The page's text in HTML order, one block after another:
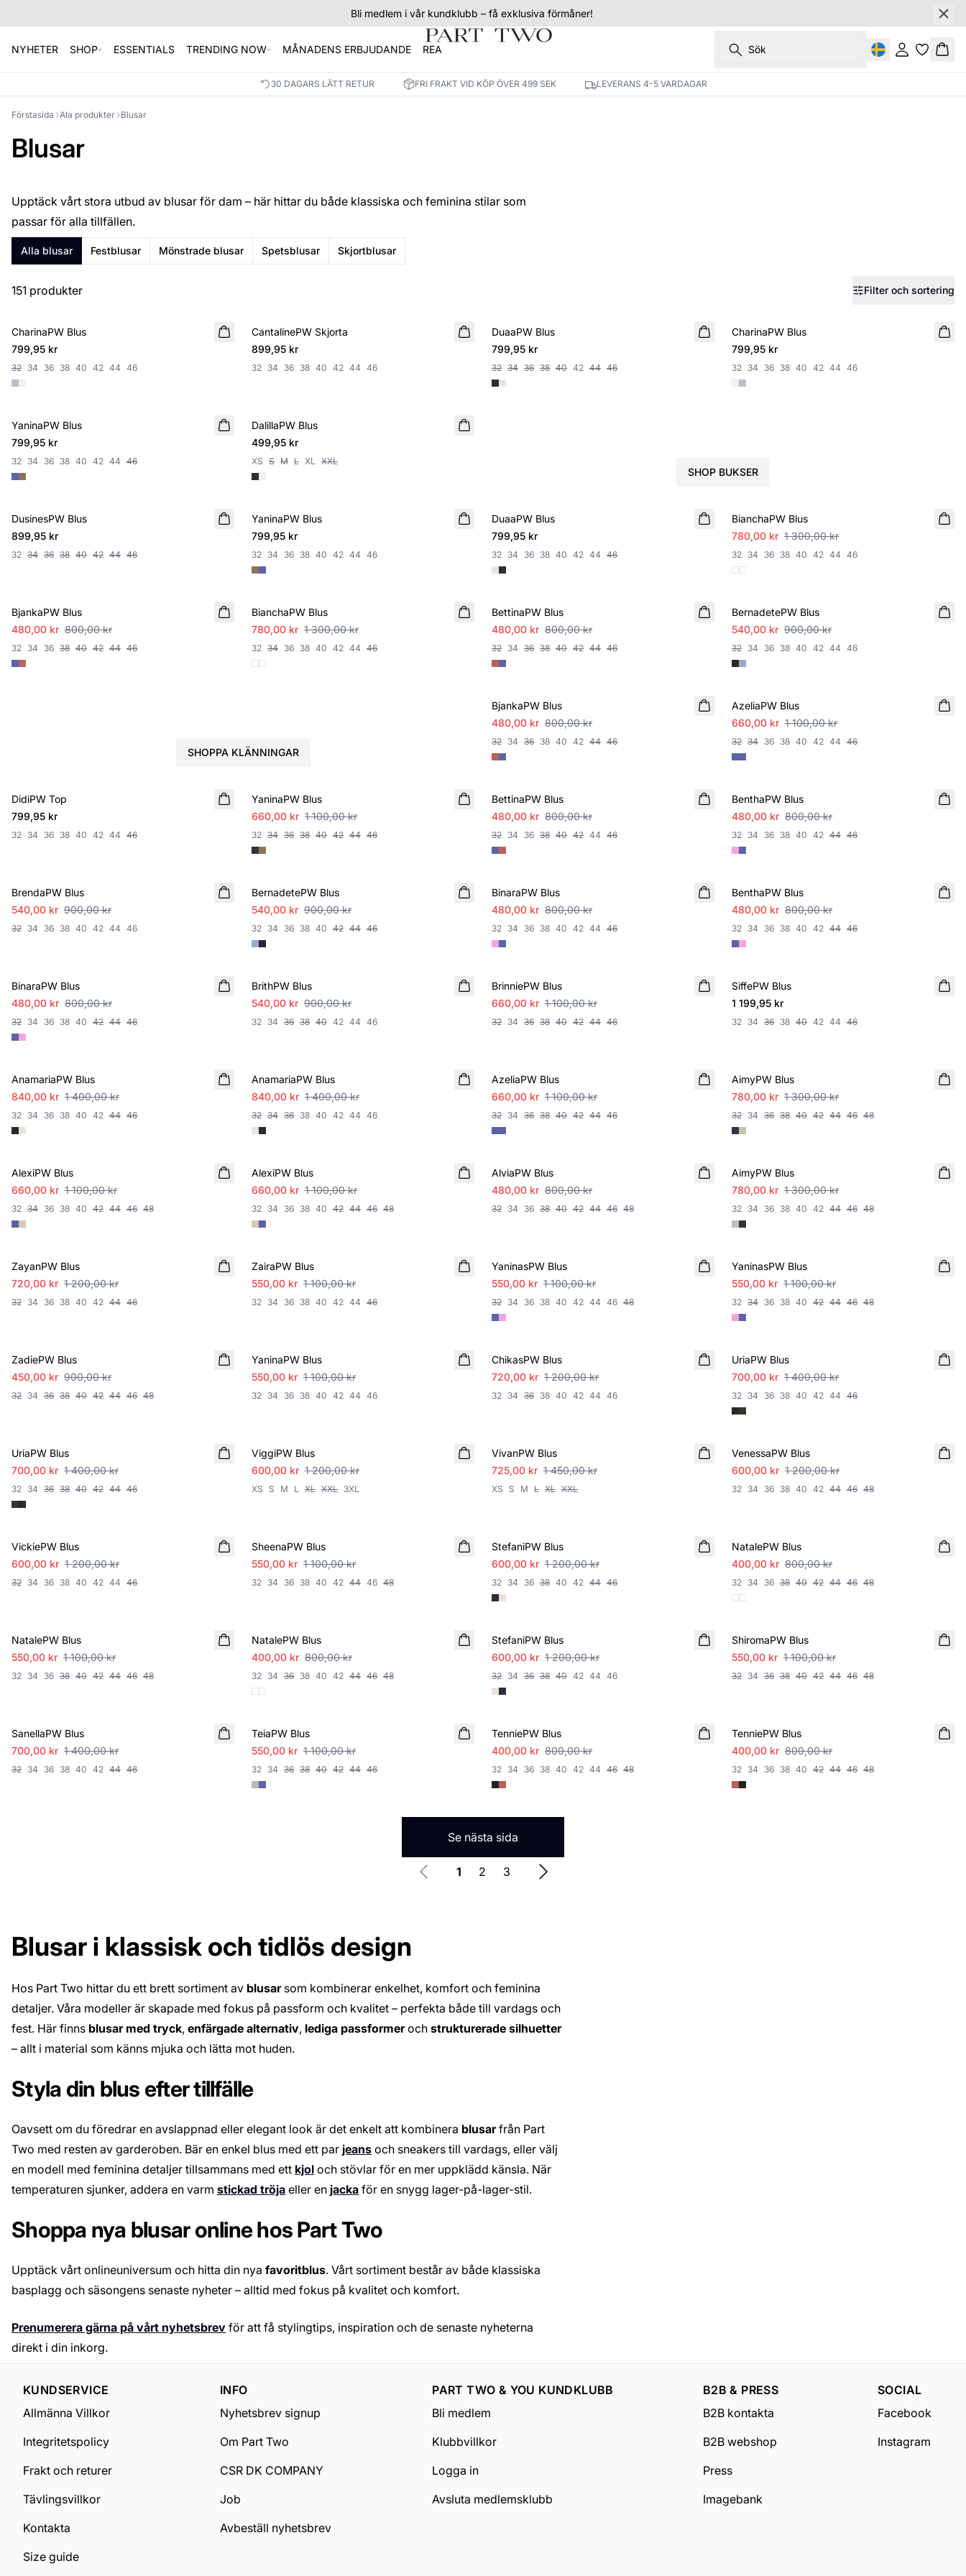
Bli medlem i vår kundklubb – få exklusiva förmåner!
NYHETER SHOP ESSENTIALS TRENDING NOW MÅNADENS ERBJUDANDE REA Sök Logga inKorg
30 DAGARS LÄTT RETUR FRI FRAKT VID KÖP ÖVER 499 SEK LEVERANS 4-5 VARDAGAR
Förstasida Ala produkter Blusar
Blusar
Upptäck vårt stora utbud av blusar för dam – här hittar du både klassiska och feminina stilar som
passar för alla tillfällen.
Alla blusar Festblusar Mönstrade blusar Spetsblusar Skjortblusar
151 produkter Filter och sortering
NYHET
CharinaPW Blus
799,95 kr
32 34 36 38 40 42 44 46
NYHET
CantalinePW Skjorta
899,95 kr
32 34 36 38 40 42 44 46
NYHET
DuaaPW Blus
799,95 kr
32 34 36 38 40 42 44 46
NYHET
CharinaPW Blus
799,95 kr
32 34 36 38 40 42 44 46
NYHET
YaninaPW Blus
799,95 kr
32 34 36 38 40 42 44 46
NYHET
DalillaPW Blus
499,95 kr
XS S M L XL XXL
NYHET
DusinesPW Blus
899,95 kr
32 34 36 38 40 42 44 46
NYHET
YaninaPW Blus
799,95 kr
32 34 36 38 40 42 44 46
NYHET
DuaaPW Blus
799,95 kr
32 34 36 38 40 42 44 46
BianchaPW Blus
780,00 kr 1 300,00 kr
32 34 36 38 40 42 44 46
BjankaPW Blus
480,00 kr 800,00 kr
32 34 36 38 40 42 44 46
BianchaPW Blus
780,00 kr 1 300,00 kr
32 34 36 38 40 42 44 46
BettinaPW Blus
480,00 kr 800,00 kr
32 34 36 38 40 42 44 46
BernadetePW Blus
540,00 kr 900,00 kr
32 34 36 38 40 42 44 46
BjankaPW Blus
480,00 kr 800,00 kr
32 34 36 38 40 42 44 46
AzeliaPW Blus
660,00 kr 1 100,00 kr
32 34 36 38 40 42 44 46
NYHET
DidiPW Top
799,95 kr
32 34 36 38 40 42 44 46
YaninaPW Blus
660,00 kr 1 100,00 kr
32 34 36 38 40 42 44 46
BettinaPW Blus
480,00 kr 800,00 kr
32 34 36 38 40 42 44 46
BenthaPW Blus
480,00 kr 800,00 kr
32 34 36 38 40 42 44 46
BrendaPW Blus
540,00 kr 900,00 kr
32 34 36 38 40 42 44 46
BernadetePW Blus
540,00 kr 900,00 kr
32 34 36 38 40 42 44 46
BinaraPW Blus
480,00 kr 800,00 kr
32 34 36 38 40 42 44 46
BenthaPW Blus
480,00 kr 800,00 kr
32 34 36 38 40 42 44 46
BinaraPW Blus
480,00 kr 800,00 kr
32 34 36 38 40 42 44 46
BrithPW Blus
540,00 kr 900,00 kr
32 34 36 38 40 42 44 46
BrinniePW Blus
660,00 kr 1 100,00 kr
32 34 36 38 40 42 44 46
NYHET
SiffePW Blus
1 199,95 kr
32 34 36 38 40 42 44 46
AnamariaPW Blus
840,00 kr 1 400,00 kr
32 34 36 38 40 42 44 46
AnamariaPW Blus
840,00 kr 1 400,00 kr
32 34 36 38 40 42 44 46
AzeliaPW Blus
660,00 kr 1 100,00 kr
32 34 36 38 40 42 44 46
AimyPW Blus
780,00 kr 1 300,00 kr
32 34 36 38 40 42 44 46 48
AlexiPW Blus
660,00 kr 1 100,00 kr
32 34 36 38 40 42 44 46 48
AlexiPW Blus
660,00 kr 1 100,00 kr
32 34 36 38 40 42 44 46 48
AlviaPW Blus
480,00 kr 800,00 kr
32 34 36 38 40 42 44 46 48
AimyPW Blus
780,00 kr 1 300,00 kr
32 34 36 38 40 42 44 46 48
ZayanPW Blus
720,00 kr 1 200,00 kr
32 34 36 38 40 42 44 46
ZairaPW Blus
550,00 kr 1 100,00 kr
32 34 36 38 40 42 44 46
YaninasPW Blus
550,00 kr 1 100,00 kr
32 34 36 38 40 42 44 46 48
YaninasPW Blus
550,00 kr 1 100,00 kr
32 34 36 38 40 42 44 46 48
ZadiePW Blus
450,00 kr 900,00 kr
32 34 36 38 40 42 44 46 48
YaninaPW Blus
550,00 kr 1 100,00 kr
32 34 36 38 40 42 44 46
ChikasPW Blus
720,00 kr 1 200,00 kr
32 34 36 38 40 42 44 46
UriaPW Blus
700,00 kr 1 400,00 kr
32 34 36 38 40 42 44 46
UriaPW Blus
700,00 kr 1 400,00 kr
32 34 36 38 40 42 44 46
ViggiPW Blus
600,00 kr 1 200,00 kr
XS S M L XL XXL 3XL
VivanPW Blus
725,00 kr 1 450,00 kr
XS S M L XL XXL
VenessaPW Blus
600,00 kr 1 200,00 kr
32 34 36 38 40 42 44 46 48
VickiePW Blus
600,00 kr 1 200,00 kr
32 34 36 38 40 42 44 46
SheenaPW Blus
550,00 kr 1 100,00 kr
32 34 36 38 40 42 44 46 48
StefaniPW Blus
600,00 kr 1 200,00 kr
32 34 36 38 40 42 44 46
NatalePW Blus
400,00 kr 800,00 kr
32 34 36 38 40 42 44 46 48
NatalePW Blus
550,00 kr 1 100,00 kr
32 34 36 38 40 42 44 46 48
NatalePW Blus
400,00 kr 800,00 kr
32 34 36 38 40 42 44 46 48
StefaniPW Blus
600,00 kr 1 200,00 kr
32 34 36 38 40 42 44 46
ShiromaPW Blus
550,00 kr 1 100,00 kr
32 34 36 38 40 42 44 46 48
SanellaPW Blus
700,00 kr 1 400,00 kr
32 34 36 38 40 42 44 46
TeiaPW Blus
550,00 kr 1 100,00 kr
32 34 36 38 40 42 44 46
TenniePW Blus
400,00 kr 800,00 kr
32 34 36 38 40 42 44 46 48
TenniePW Blus
400,00 kr 800,00 kr
32 34 36 38 40 42 44 46 48
SHOP BUKSER
SHOPPA KLÄNNINGAR
Se nästa sida
1 2 3
Blusar i klassisk och tidlös design
Hos Part Two hittar du ett brett sortiment av blusarsom kombinerar enkelhet, komfort och feminina
detaljer. Våra modeller är skapade med fokus på passform och kvalitet – perfekta både till vardags och
fest. Här finns blusar med tryck, enfärgade alternativ, lediga passformeroch strukturerade silhuetter
– allt i material som känns mjuka och lätta mot huden.
Styla din blus efter tillfälle
Oavsett om du föredrar en avslappnad eller elegant look är det enkelt att kombinera blusarfrån Part
Two med resten av garderoben. Bär en enkel blus med ett par jeans och sneakers till vardags, eller välj
en modell med feminina detaljer tillsammans med ett kjol och stövlar för en mer uppklädd känsla. När
temperaturen sjunker, addera en varm stickad tröja eller en jacka för en snygg lager-på-lager-stil.
Shoppa nya blusar online hos Part Two
Upptäck vårt onlineuniversum och hitta din nya favoritblus. Vårt sortiment består av både klassiska
basplagg och säsongens senaste nyheter – alltid med fokus på kvalitet och komfort.
Prenumerera gärna på vårt nyhetsbrev för att få stylingtips, inspiration och de senaste nyheterna
direkt i din inkorg.
KUNDSERVICE
Allmänna Villkor
Integritetspolicy
Frakt och returer
Tävlingsvillkor
Kontakta
Size guide
INFO
Nyhetsbrev signup
Om Part Two
CSR DK COMPANY
Job
Avbeställ nyhetsbrev
PART TWO & YOU KUNDKLUBB
Bli medlem
Klubbvillkor
Logga in
Avsluta medlemsklubb
B2B & PRESS
B2B kontakta
B2B webshop
Press
Imagebank
SOCIAL
Facebook
Instagram